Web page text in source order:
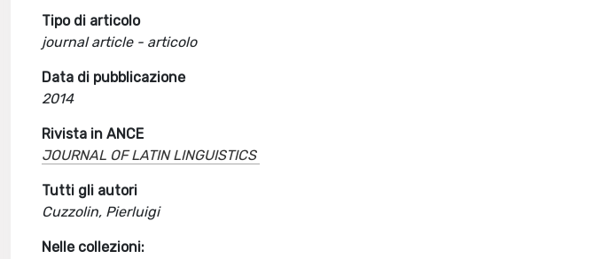
Tipo di articolo
journal article - articolo
Data di pubblicazione
2014
Rivista in ANCE
JOURNAL OF LATIN LINGUISTICS
Tutti gli autori
Cuzzolin, Pierluigi
Nelle collezioni: